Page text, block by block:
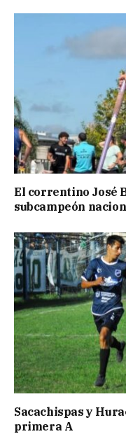
El correntino José
subcampeón
Sacachispas y
primera A